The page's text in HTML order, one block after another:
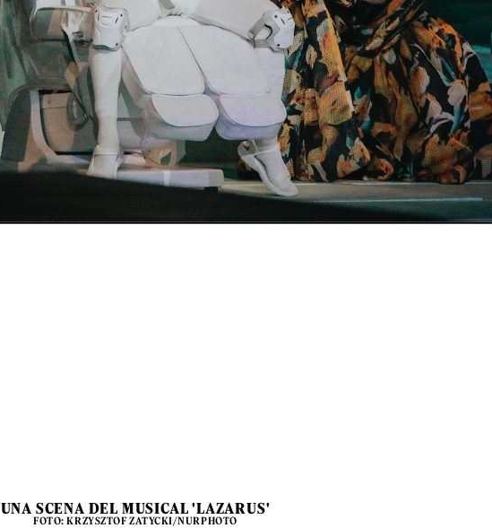
UNA SCENA DEL MUSICAL 'LAZARUS'
FOTO: KRZYSZTOF ZATYCKI/NURPHOTO